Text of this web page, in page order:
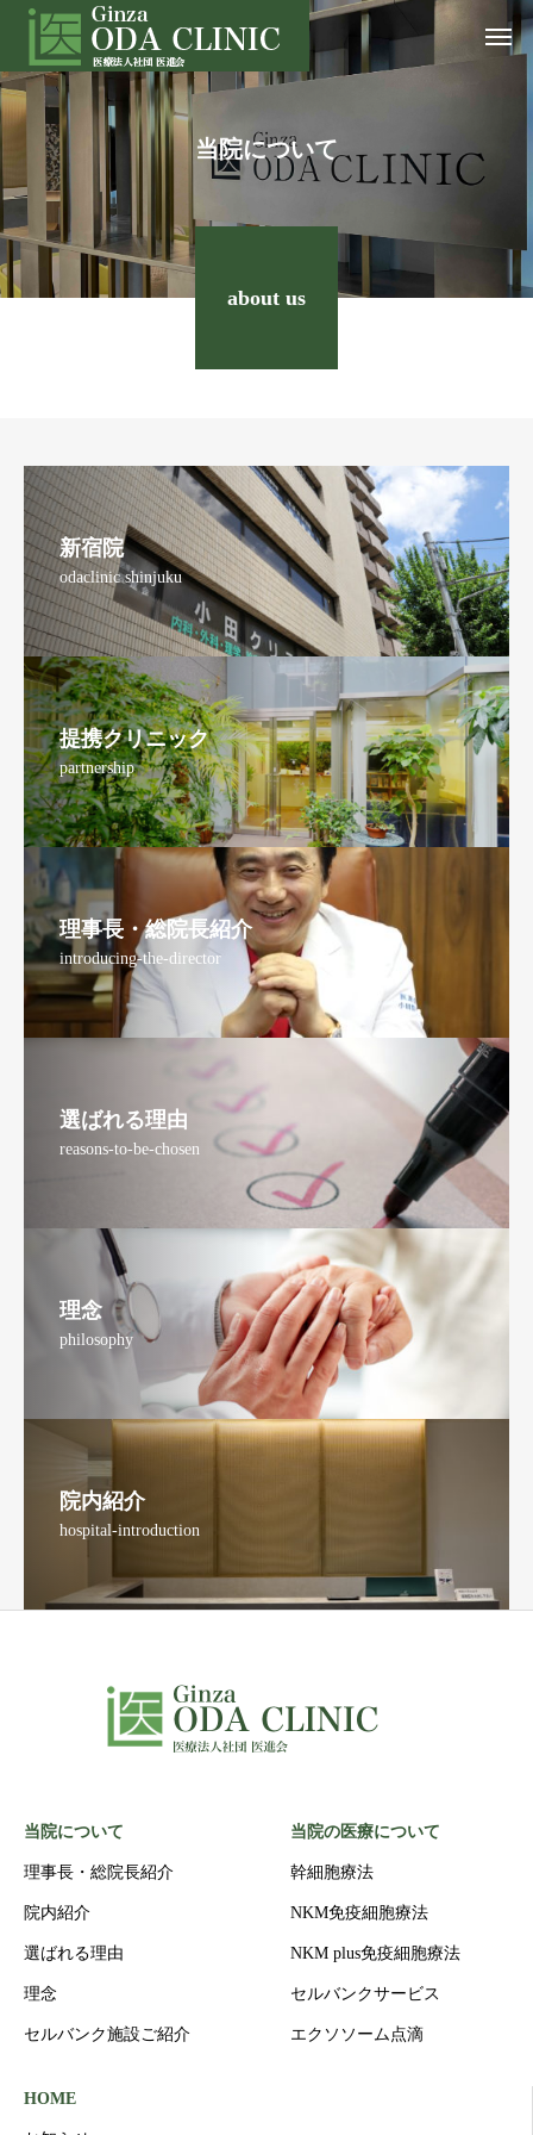
当院について
about us
新宿院
odaclinic shinjuku
提携クリニック
partnership
理事長・総院長紹介
introducing-the-director
選ばれる理由
reasons-to-be-chosen
理念
philosophy
院内紹介
hospital-introduction
当院について
理事長・総院長紹介
院内紹介
選ばれる理由
理念
セルバンク施設ご紹介
当院の医療について
幹細胞療法
NKM免疫細胞療法
NKM plus免疫細胞療法
セルバンクサービス
エクソソーム点滴
HOME